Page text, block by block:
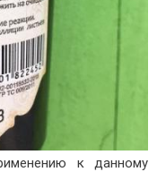
к данному